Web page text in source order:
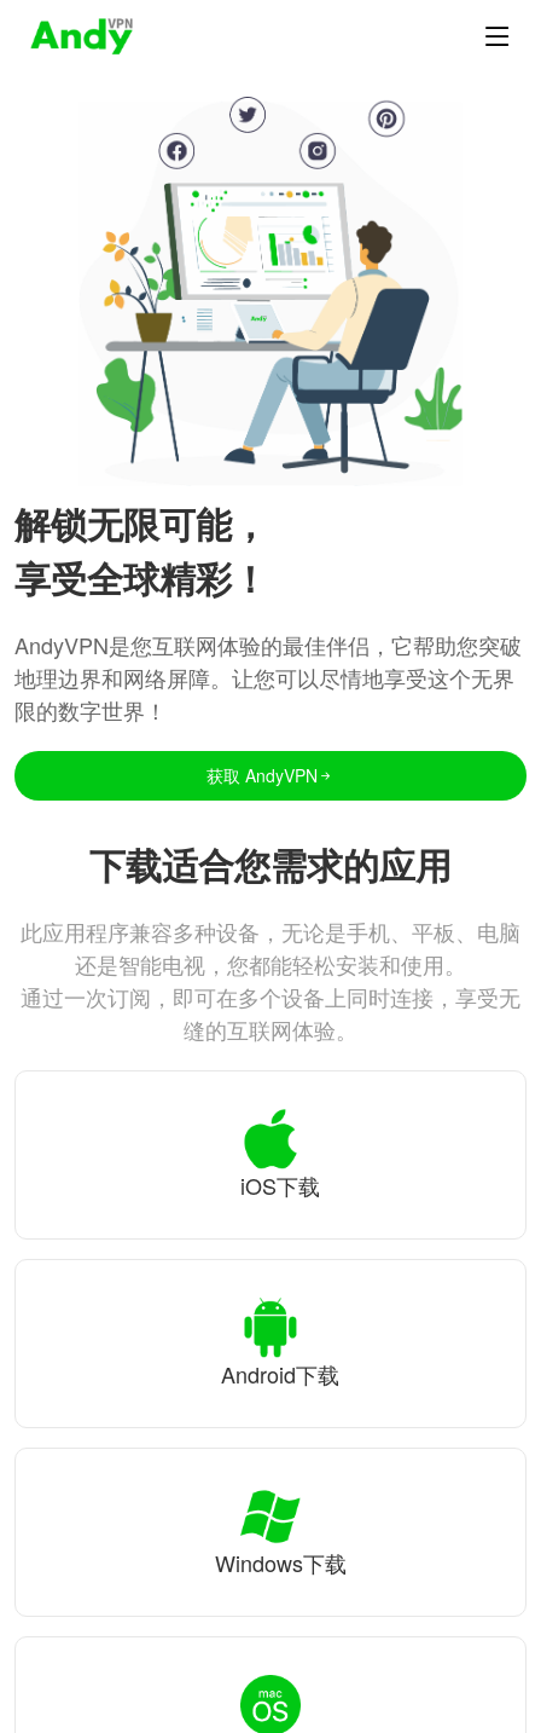
解锁无限可能，
享受全球精彩！
AndyVPN是您互联网体验的最佳伴侣，它帮助您突破
地理边界和网络屏障。让您可以尽情地享受这个无界
限的数字世界！
获取 AndyVPN
下载适合您需求的应用
此应用程序兼容多种设备，无论是手机、平板、电脑
还是智能电视，您都能轻松安装和使用。
通过一次订阅，即可在多个设备上同时连接，享受无
缝的互联网体验。
iOS下载
Android下载
Windows下载